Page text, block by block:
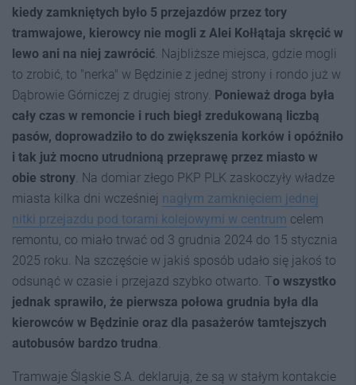
kiedy zamkniętych było 5 przejazdów przez tory
tramwajowe, kierowcy nie mogli z Alei Kołłątaja skręcić w
lewo ani na niej zawrócić. Najbliższe miejsca, gdzie mogli
to zrobić, to "nerka" w Będzinie z jednej strony i rondo już w
Dąbrowie Górniczej z drugiej strony. Ponieważ droga była
cały czas w remoncie i ruch biegł zredukowaną liczbą
pasów, doprowadziło to do zwiększenia korków i opóźniło
i tak już mocno utrudnioną przeprawę przez miasto w
obie strony. Na domiar złego PKP PLK zaskoczyły władze
miasta kilka dni wcześniej nagłym zamknięciem jednej
nitki przejazdu pod torami kolejowymi w centrum celem
remontu, co miało trwać od 3 grudnia 2024 do 15 stycznia
2025 roku. Na szczęście w jakiś sposób udało się jakoś to
odsunąć w czasie i przejazd szybko otwarto. To wszystko
jednak sprawiło, że pierwsza połowa grudnia była dla
kierowców w Będzinie oraz dla pasażerów tamtejszych
autobusów bardzo trudna.
Tramwaje Śląskie S.A. deklarują, że są w stałym kontakcie